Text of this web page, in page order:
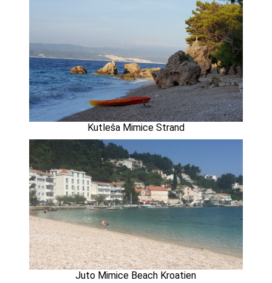
Kutleša Mimice Strand
Juto Mimice Beach Kroatien